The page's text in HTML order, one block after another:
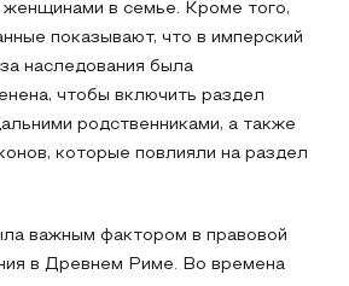
в семье. Кроме того,
показывают, что в имперский
наследования была
чтобы включить раздел
родственниками, а также
которые повлияли на раздел
важным фактором в правовой
в Древнем Риме. Во времена